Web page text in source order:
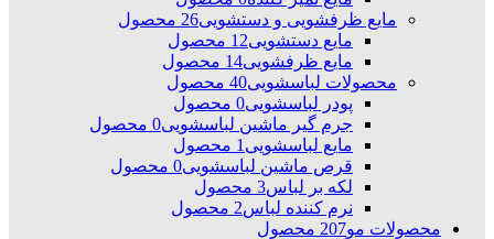
مایع ظرفشویی و دستشویی26 محصول
مایع دستشویی12 محصول
مایع ظرفشویی14 محصول
محصولات لباسشویی40 محصول
پودر لباسشویی0 محصول
جرم گیر ماشین لباسشویی0 محصول
مایع لباسشویی1 محصول
قرص ماشین لباسشویی0 محصول
لکه بر لباس3 محصول
نرم کننده لباس2 محصول
محصولات مو207 محصول